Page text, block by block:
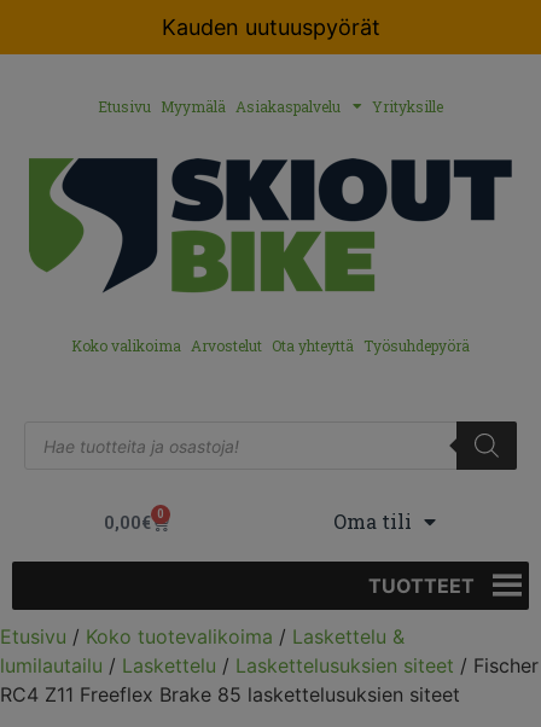
Kauden uutuuspyörät
Etusivu Myymälä Asiakaspalvelu Yrityksille
Koko valikoima Arvostelut Ota yhteyttä Työsuhdepyörä
0,00€ 0 Oma tili
TUOTTEET
Etusivu / Koko tuotevalikoima / Laskettelu &
lumilautailu / Laskettelu / Laskettelusuksien siteet / Fischer
RC4 Z11 Freeflex Brake 85 laskettelusuksien siteet